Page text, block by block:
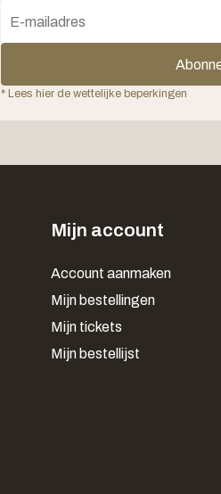
* Lees hier de wettelijke beperkingen
Mijn account
Account aanmaken
Mijn bestellingen
Mijn tickets
Mijn bestellijst